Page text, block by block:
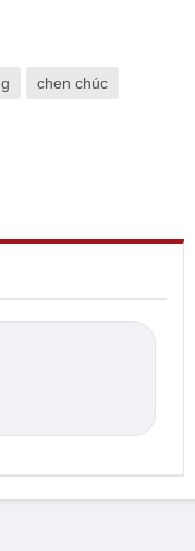
chen chúc